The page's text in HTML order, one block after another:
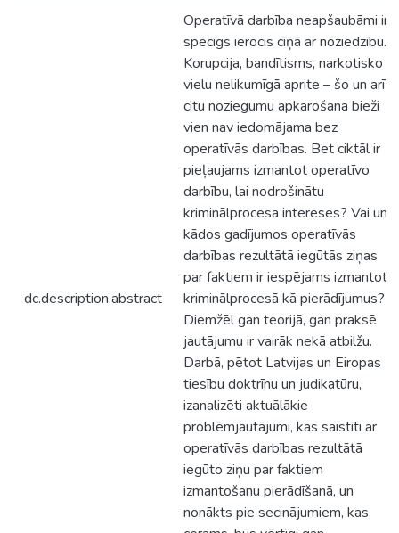
dc.description.abstract
Operatīvā darbība neapšaubāmi ir
spēcīgs ierocis cīņā ar noziedzību.
Korupcija, bandītisms, narkotisko
vielu nelikumīgā aprite – šo un arī
citu noziegumu apkarošana bieži
vien nav iedomājama bez
operatīvās darbības. Bet ciktāl ir
pieļaujams izmantot operatīvo
darbību, lai nodrošinātu
kriminālprocesa intereses? Vai un
kādos gadījumos operatīvās
darbības rezultātā iegūtās ziņas
par faktiem ir iespējams izmantot
kriminālprocesā kā pierādījumus?
Diemžēl gan teorijā, gan praksē
jautājumu ir vairāk nekā atbilžu.
Darbā, pētot Latvijas un Eiropas
tiesību doktrīnu un judikatūru,
izanalizēti aktuālākie
problēmjautājumi, kas saistīti ar
operatīvās darbības rezultātā
iegūto ziņu par faktiem
izmantošanu pierādīšanā, un
nonākts pie secinājumiem, kas,